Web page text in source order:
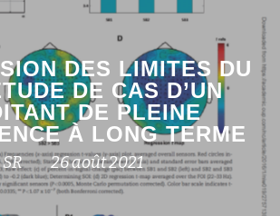
DES LIMITES DU
DE CAS D’UN
DE PLEINE
À LONG TERME
SR 26 août 2021